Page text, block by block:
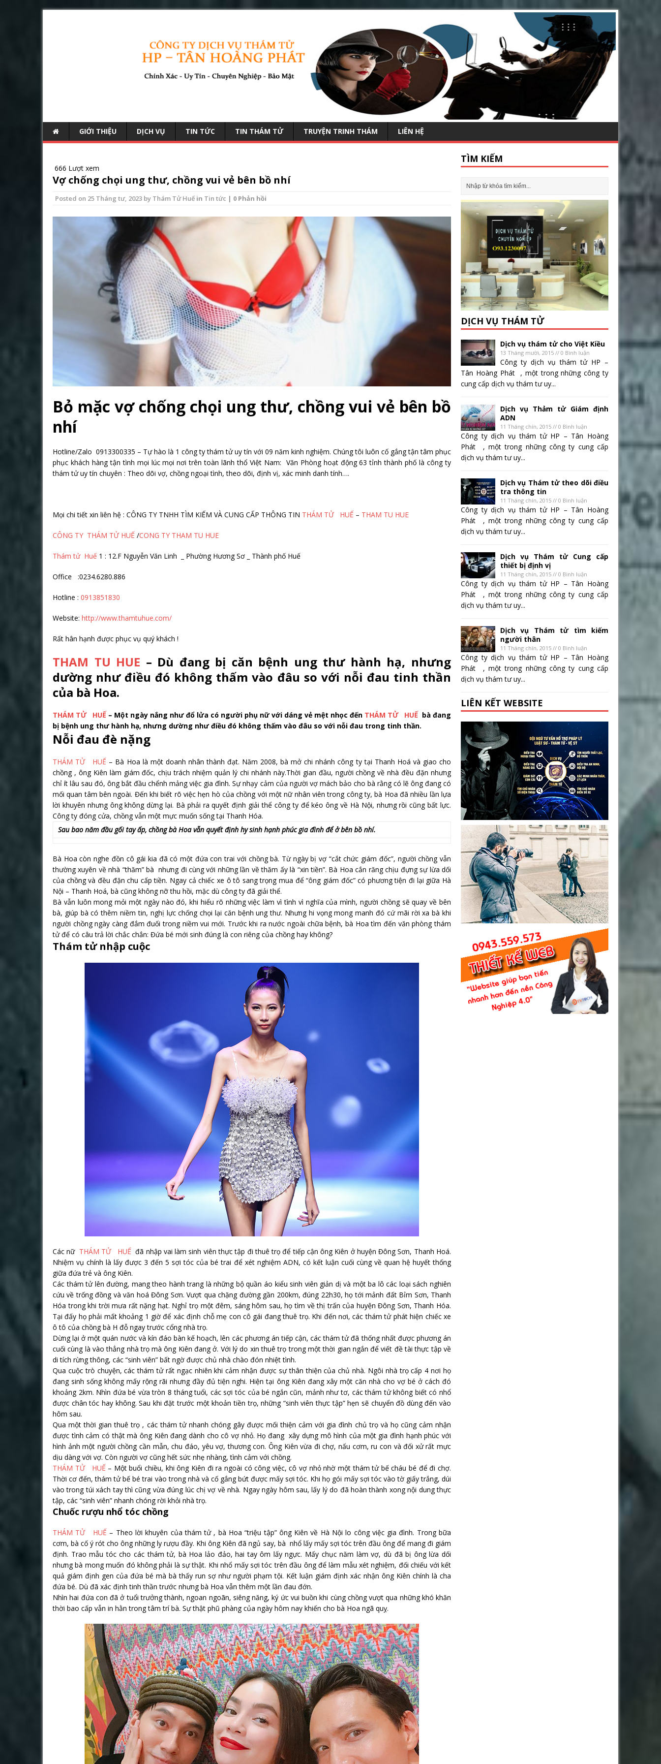
GIỚI THIỆU DỊCH VỤ TIN TỨC TIN THÁM TỬ TRUYỆN TRINH THÁM LIÊN HỆ
666 Lượt xem
Vợ chống chọi ung thư, chồng vui vẻ bên bồ nhí
Posted on 25 Tháng tư, 2023 by Thám Tử Huếin Tin tức | 0 Phản hồi
Bỏ mặc vợ chống chọi ung thư, chồng vui vẻ bên bồ
nhí
Hotline/Zalo 0913300335 – Tự hào là 1 công ty thám tử uy tín với 09 năm kinh nghiệm. Chúng tôi luôn cố gắng tận tâm phục
phục khách hàng tận tình mọi lúc mọi nơi trên toàn lãnh thổ Việt Nam: Văn Phòng hoạt động 63 tỉnh thành phố là công ty
thám tử uy tín chuyên : Theo dõi vợ, chồng ngoại tình, theo dõi, định vị, xác minh danh tính….
Mọi chi tiết xin liên hệ : CÔNG TY TNHH TÌM KIẾM VÀ CUNG CẤP THÔNG TIN THÁM TỬ HUẾ – THAM TU HUE
CÔNG TY THÁM TỬ HUẾ /CONG TY THAM TU HUE
Thám tử Huế 1 : 12.F Nguyễn Văn Linh _ Phường Hương Sơ _ Thành phố Huế
Office :0234.6280.886
Hotline : 0913851830
Website: http://www.thamtuhue.com/
Rất hân hạnh được phục vụ quý khách !
THAM TU HUE – Dù đang bị căn bệnh ung thư hành hạ, nhưng
dường như điều đó không thấm vào đâu so với nỗi đau tinh thần
của bà Hoa.
THÁM TỬ HUẾ – Một ngày nắng như đổ lửa có người phụ nữ với dáng vẻ mệt nhọc đến THÁM TỬ HUẾ bà đang
bị bệnh ung thư hành hạ, nhưng dường như điều đó không thấm vào đâu so với nỗi đau trong tinh thần.
Nỗi đau đè nặng
THÁM TỬ HUẾ – Bà Hoa là một doanh nhân thành đạt. Năm 2008, bà mở chi nhánh công ty tại Thanh Hoá và giao cho
chồng , ông Kiên làm giám đốc, chịu trách nhiệm quản lý chi nhánh này.Thời gian đầu, người chồng về nhà đều đặn nhưng
chỉ ít lâu sau đó, ông bắt đầu chểnh mảng việc gia đình. Sự nhạy cảm của người vợ mách bảo cho bà rằng có lẽ ông đang có
mối quan tâm bên ngoài. Đến khi biết rõ việc hẹn hò của chồng với một nữ nhân viên trong công ty, bà Hoa đã nhiều lần lựa
lời khuyên nhưng ông không dừng lại. Bà phải ra quyết định giải thể công ty để kéo ông về Hà Nội, nhưng rồi cũng bất lực.
Công ty đóng cửa, chồng vẫn một mực muốn sống tại Thanh Hóa.
Sau bao năm đầu gối tay ấp, chồng bà Hoa vẫn quyết định hy sinh hạnh phúc gia đình để ở bên bồ nhí.
Bà Hoa còn nghe đồn cô gái kia đã có một đứa con trai với chồng bà. Từ ngày bị vợ “cắt chức giám đốc”, người chồng vẫn
thường xuyên về nhà “thăm” bà nhưng đi cùng với những lần về thăm ấy là “xin tiền”. Bà Hoa cắn răng chịu đựng sự lừa dối
của chồng và đều đặn chu cấp tiền. Ngay cả chiếc xe ô tô sang trọng mua để “ông giám đốc” có phương tiện đi lại giữa Hà
Nội – Thanh Hoá, bà cũng không nỡ thu hồi, mặc dù công ty đã giải thể.
Bà vẫn luôn mong mỏi một ngày nào đó, khi hiểu rõ những việc làm vì tình vì nghĩa của mình, người chồng sẽ quay về bên
bà, giúp bà có thêm niềm tin, nghị lực chống chọi lại căn bệnh ung thư. Nhưng hi vọng mong manh đó cứ mãi rời xa bà khi
người chồng ngày càng đắm đuối trong niềm vui mới. Trước khi ra nước ngoài chữa bệnh, bà Hoa tìm đến văn phòng thám
tử để có câu trả lời chắc chắn: Đứa bé mới sinh đúng là con riêng của chồng hay không?
Thám tử nhập cuộc
Các nữ THÁM TỬ HUẾ đã nhập vai làm sinh viên thực tập đi thuê trọ để tiếp cận ông Kiên ở huyện Đông Sơn, Thanh Hoá.
Nhiệm vụ chính là lấy được 3 đến 5 sợi tóc của bé trai để xét nghiệm ADN, có kết luận cuối cùng về quan hệ huyết thống
giữa đứa trẻ và ông Kiên.
Các thám tử lên đường, mang theo hành trang là những bộ quần áo kiểu sinh viên giản dị và một ba lô các loại sách nghiên
cứu về trống đồng và văn hoá Đông Sơn. Vượt qua chặng đường gần 200km, đúng 22h30, họ tới mảnh đất Bỉm Sơn, Thanh
Hóa trong khi trời mưa rất nặng hạt. Nghỉ trọ một đêm, sáng hôm sau, họ tìm về thị trấn của huyện Đông Sơn, Thanh Hóa.
Tại đấy họ phải mất khoảng 1 giờ để xác định chỗ mẹ con cô gái đang thuê trọ. Khi đến nơi, các thám tử phát hiện chiếc xe
ô tô của chồng bà H đỗ ngay trước cổng nhà trọ.
Dừng lại ở một quán nước và kín đáo bàn kế hoạch, lên các phương án tiếp cận, các thám tử đã thống nhất được phương án
cuối cùng là vào thẳng nhà trọ mà ông Kiên đang ở. Với lý do xin thuê trọ trong một thời gian ngắn để viết đề tài thực tập về
di tích rừng thông, các “sinh viên” bất ngờ được chủ nhà chào đón nhiệt tình.
Qua cuộc trò chuyện, các thám tử rất ngạc nhiên khi cảm nhận được sự thân thiện của chủ nhà. Ngôi nhà trọ cấp 4 nơi họ
đang sinh sống không mấy rộng rãi nhưng đầy đủ tiện nghi. Hiện tại ông Kiên đang xây một căn nhà cho vợ bé ở cách đó
khoảng 2km. Nhìn đứa bé vừa tròn 8 tháng tuổi, các sợi tóc của bé ngắn cũn, mảnh như tơ, các thám tử không biết có nhổ
được chân tóc hay không. Sau khi đặt trước một khoản tiền trọ, những “sinh viên thực tập” hẹn sẽ chuyển đồ dùng đến vào
hôm sau.
Qua một thời gian thuê trọ , các thám tử nhanh chóng gây được mối thiện cảm với gia đình chủ trọ và họ cũng cảm nhận
được tình cảm có thật mà ông Kiên đang dành cho cô vợ nhỏ. Họ đang xây dựng mô hình của một gia đình hạnh phúc với
hình ảnh một người chồng cần mẫn, chu đáo, yêu vợ, thương con. Ông Kiên vừa đi chợ, nấu cơm, ru con và đối xử rất mực
dịu dàng với vợ. Còn người vợ cũng hết sức nhẹ nhàng, tình cảm với chồng.
THÁM TỬ HUẾ – Một buổi chiều, khi ông Kiên đi ra ngoài có công việc, cô vợ nhỏ nhờ một thám tử bế cháu bé để đi chợ.
Thời cơ đến, thám tử bế bé trai vào trong nhà và cố gắng bứt được mấy sợi tóc. Khi họ gói mấy sợi tóc vào tờ giấy trắng, dúi
vào trong túi xách tay thì cũng vừa đúng lúc chị vợ về nhà. Ngay ngày hôm sau, lấy lý do đã hoàn thành xong nội dung thực
tập, các “sinh viên” nhanh chóng rời khỏi nhà trọ.
Chuốc rượu nhổ tóc chồng
THÁM TỬ HUẾ – Theo lời khuyên của thám tử , bà Hoa “triệu tập” ông Kiên về Hà Nội lo công việc gia đình. Trong bữa
cơm, bà cố ý rót cho ông những ly rượu đầy. Khi ông Kiên đã ngủ say, bà nhổ lấy mấy sợi tóc trên đầu ông để mang đi giám
định. Trao mẫu tóc cho các thám tử, bà Hoa lảo đảo, hai tay ôm lấy ngực. Mấy chục năm làm vợ, dù đã bị ông lừa dối
nhưng bà mong muốn đó không phải là sự thật. Khi nhổ mấy sợi tóc trên đầu ông để làm mẫu xét nghiệm, đối chiếu với kết
quả giám định gen của đứa bé mà bà thấy run sợ như người phạm tội. Kết luận giám định xác nhận ông Kiên chính là cha
đứa bé. Dù đã xác định tinh thần trước nhưng bà Hoa vẫn thêm một lần đau đớn.
Nhìn hai đứa con đã ở tuổi trưởng thành, ngoan ngoãn, siêng năng, ký ức vui buồn khi cùng chồng vượt qua những khó khăn
thời bao cấp vẫn in hằn trong tâm trí bà. Sự thật phũ phàng của ngày hôm nay khiến cho bà Hoa ngã quỵ.
TÌM KIẾM
DỊCH VỤ THÁM TỬ
Dịch vụ thám tử cho Việt Kiều
13 Tháng mười, 2015 // 0 Bình luận
Công ty dịch vụ thám tử HP –
Tân Hoàng Phát , một trong những công ty
cung cấp dịch vụ thám tư uy...
Dịch vụ Thảm tử Giám định
ADN
11 Tháng chín, 2015 // 0 Bình luận
Công ty dịch vụ thám tử HP – Tân Hoàng
Phát , một trong những công ty cung cấp
dịch vụ thám tư uy...
Dịch vụ Thám tử theo dõi điều
tra thông tin
11 Tháng chín, 2015 // 0 Bình luận
Công ty dịch vụ thám tử HP – Tân Hoàng
Phát , một trong những công ty cung cấp
dịch vụ thám tư uy...
Dịch vụ Thám tử Cung cấp
thiết bị định vị
11 Tháng chín, 2015 // 0 Bình luận
Công ty dịch vụ thám tử HP – Tân Hoàng
Phát , một trong những công ty cung cấp
dịch vụ thám tư uy...
Dịch vụ Thám tử tìm kiếm
người thân
11 Tháng chín, 2015 // 0 Bình luận
Công ty dịch vụ thám tử HP – Tân Hoàng
Phát , một trong những công ty cung cấp
dịch vụ thám tư uy...
LIÊN KẾT WEBSITE